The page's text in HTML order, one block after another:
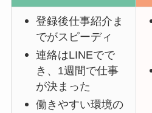
登録後仕事紹介ま
でがスピーディ
連絡はLINEでで
き、1週間で仕事
が決まった
働きやすい環境の